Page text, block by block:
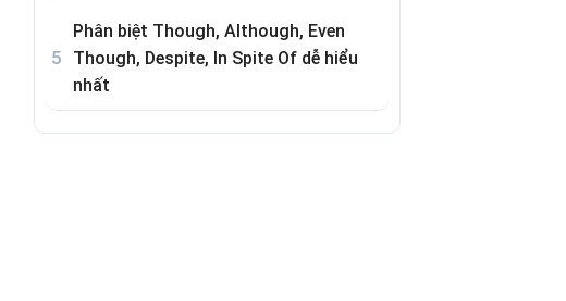
Phân biệt Though, Although, Even
Though, Despite, In Spite Of dễ hiểu
nhất